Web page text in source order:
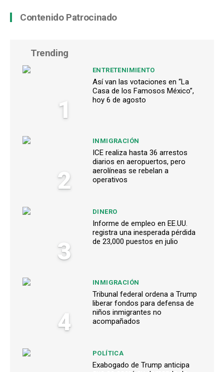
Contenido Patrocinado
Trending
1
ENTRETENIMIENTO
Así van las votaciones en “La
Casa de los Famosos México”,
hoy 6 de agosto
2
INMIGRACIÓN
ICE realiza hasta 36 arrestos
diarios en aeropuertos, pero
aerolíneas se rebelan a
operativos
3
DINERO
Informe de empleo en EE.UU.
registra una inesperada pérdida
de 23,000 puestos en julio
4
INMIGRACIÓN
Tribunal federal ordena a Trump
liberar fondos para defensa de
niños inmigrantes no
acompañados
POLÍTICA
Exabogado de Trump anticipa